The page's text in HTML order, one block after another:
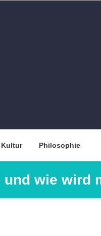
Kultur Philosophie
wie wird